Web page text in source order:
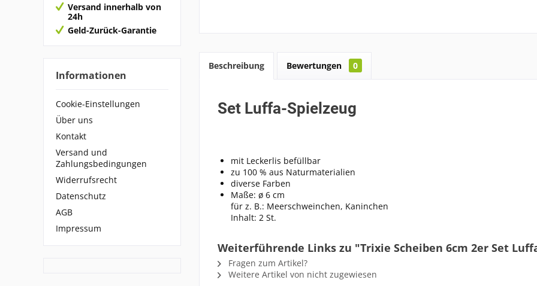
Versand innerhalb von
24h
Geld-Zurück-Garantie
Informationen
Cookie-Einstellungen
Über uns
Kontakt
Versand und
Zahlungsbedingungen
Widerrufsrecht
Datenschutz
AGB
Impressum
Beschreibung Bewertungen 0
Set Luffa-Spielzeug
mit Leckerlis befüllbar
zu 100 % aus Naturmaterialien
diverse Farben
Maße: ø 6 cm
für z. B.: Meerschweinchen, Kaninchen
Inhalt: 2 St.
Weiterführende Links zu "Trixie Scheiben 6cm 2er Set
Fragen zum Artikel?
Weitere Artikel von nicht zugewiesen